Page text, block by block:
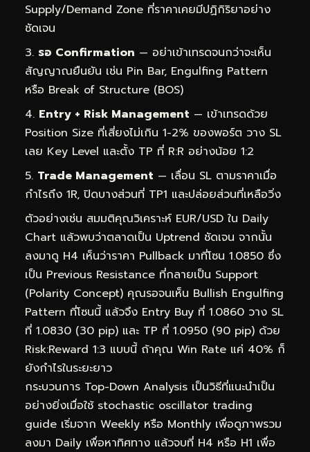
Supply/Demand Zone ที่ราคาเคยมีปฏิกิริยาอย่าง
ชัดเจน
รอ Confirmation — อย่าเข้าเทรดจนกว่าจะเห็น
สัญญาณยืนยัน เช่น Pin Bar, Engulfing Pattern
หรือ Break of Structure (BOS)
Entry + Risk Management — เข้าเทรดด้วย
Position Size ที่เสี่ยงไม่เกิน 1-2% ของพอร์ต วาง SL
เลย Key Level และตั้ง TP ที่ R:R อย่างน้อย 1:2
Trade Management — เลื่อน SL ตามราคาเมื่อ
กำไรถึง 1R, ปิดบางส่วนที่ TP1 และปล่อยส่วนที่เหลือวิ่ง
ตัวอย่างเช่น สมมติคุณวิเคราะห์ EUR/USD ใน Daily
Chart แล้วพบว่าตลาดเป็น Uptrend ชัดเจน จากนั้น
ลงมาดู H4 เห็นว่าราคา Pullback มาที่โซน 1.0850 ซึ่ง
เป็น Previous Resistance ที่กลายเป็น Support
(Polarity Concept) คุณรอจนเห็น Bullish Engulfing
Pattern ที่โซนนี้ แล้วจึง Entry Buy ที่ 1.0860 วาง SL
ที่ 1.0830 (30 pip) และ TP ที่ 1.0950 (90 pip) ด้วย
Risk:Reward 1:3 แบบนี้ ถ้าคุณ Win Rate แค่ 40% ก็
ยังกำไรในระยะยาว
กระบวนการ Top-Down Analysis เป็นวิธีที่แนะนำเป็น
อย่างยิ่งเมื่อใช้ stochastic oscillator trading
guide เริ่มจาก Weekly หรือ Monthly เพื่อดูภาพรวม
ลงมา Daily เพื่อหาทิศทาง แล้วจบที่ H4 หรือ H1 เพื่อ